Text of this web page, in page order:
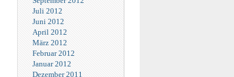
Juli 2012
Juni 2012
April 2012
März 2012
Februar 2012
Januar 2012
Dezember 2011